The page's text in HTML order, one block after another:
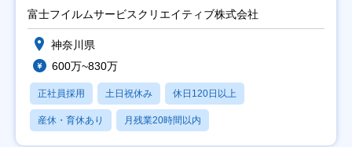
富士フイルムサービスクリエイティブ株式会社
神奈川県
600万~830万
正社員採用 土日祝休み 休日120日以上
産休・育休あり 月残業20時間以内